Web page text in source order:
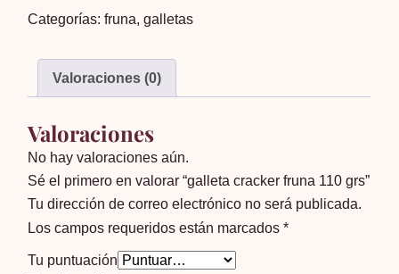
110
Categorías:fruna,galletas
Valoraciones (0)
Valoraciones
No hay valoraciones aún.
Sé el primero en valorar “galleta cracker fruna 110 grs”
Tu dirección de correo electrónico no será publicada.
Los campos requeridos están marcados*
Tu puntuación